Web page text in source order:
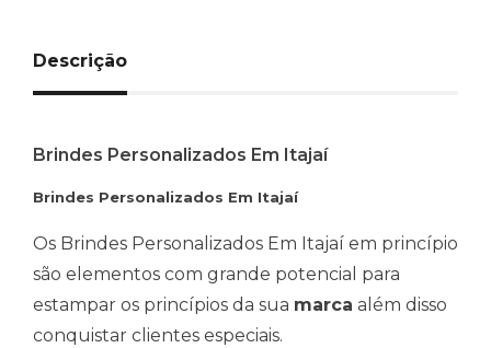
Descrição
Brindes Personalizados Em Itajaí
Brindes Personalizados Em Itajaí
Os Brindes Personalizados Em Itajaí em princípio
são elementos com grande potencial para
estampar os princípios da sua marca além disso
conquistar clientes especiais.